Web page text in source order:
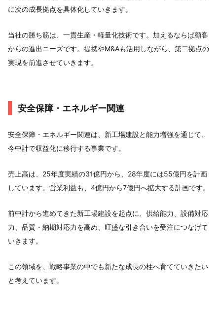
に次の成長拠点を具体化していきます。
当社の勝ち筋は、一貫生産・軽量化技術です。加えるならば顧客
からの進出ニーズです。提携やM&Aも活用しながら、第二拠点の
実現を前進させていきます。
安全保障・エネルギー関連
安全保障・エネルギー関連は、新工場建設と能力増強を通じて、
今中計で収益化に移行する事業です。
売上高は、25年度実績の31億円から、28年度には55億円を計画
しています。営業利益も、4億円から7億円へ拡大する計画です。
前中計から進めてきた新工場建設を起点に、供給能力、設備対応
力、品質・納期対応力を高め、旺盛な引き合いを受注につなげて
いきます。
この領域を、戦略事業の中でも新たな成長の柱へ育てていきたい
と考えています。